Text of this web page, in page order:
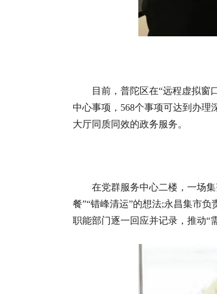
目前，普陀区在“远程虚拟窗
中心事项，568个事项可达到办理
大厅同质同效的政务服务。
在党群服务中心二楼，一场
餐”“错峰清运”的想法;永昌集市负
职能部门逐一回应并记录，推动“